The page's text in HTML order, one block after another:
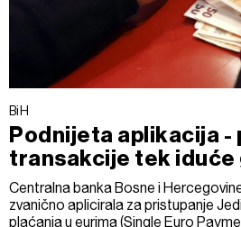
BiH
Podnijeta aplikacija -
transakcije tek iduće
Centralna banka Bosne i
zvanično aplicirala za pristupanje
plaćanja u eurima (Single Euro